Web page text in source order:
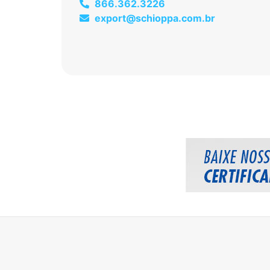
866.362.3226
export@schioppa.com.br